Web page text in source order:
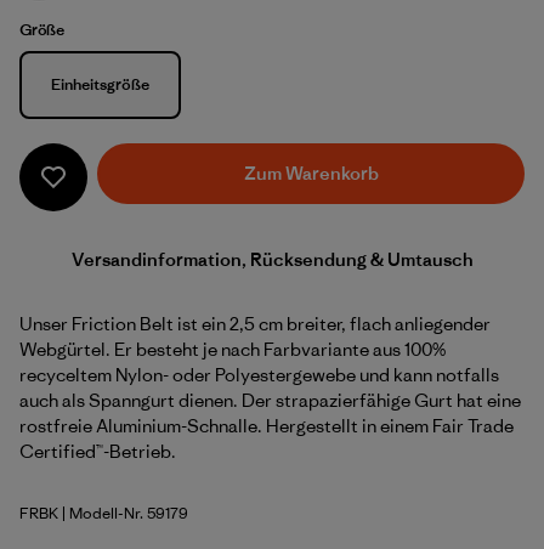
Größe
Größe
Einheitsgröße
Zum Warenkorb
Versandinformation, Rücksendung & Umtausch
Unser Friction Belt ist ein 2,5 cm breiter, flach anliegender
Webgürtel. Er besteht je nach Farbvariante aus 100%
recyceltem Nylon- oder Polyestergewebe und kann notfalls
auch als Spanngurt dienen. Der strapazierfähige Gurt hat eine
rostfreie Aluminium-Schnalle. Hergestellt in einem Fair Trade
Certified™-Betrieb.
Fitz Roy Belt: Black
FRBK | Modell-Nr. 59179